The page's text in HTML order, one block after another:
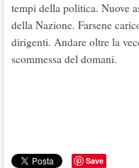
tempi della politica. Nuove
della Nazione. Farsene
dirigenti. Andare oltre la
scommessa del domani.
Save